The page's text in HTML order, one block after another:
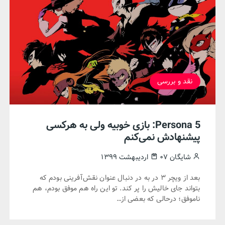
نقد و بررسی
Persona 5: بازی خوبیه ولی به هرکسی
پیشنهادش نمی‌کنم
شایگان ۰۷ اردیبهشت ۱۳۹۹
بعد از ویچر ۳ در به در دنبال عنوان نقش‌آفرینی بودم که
بتواند جای خالیش را پر کند. تو این راه هم موفق بودم، هم
ناموفق؛ درحالی که بعضی از…